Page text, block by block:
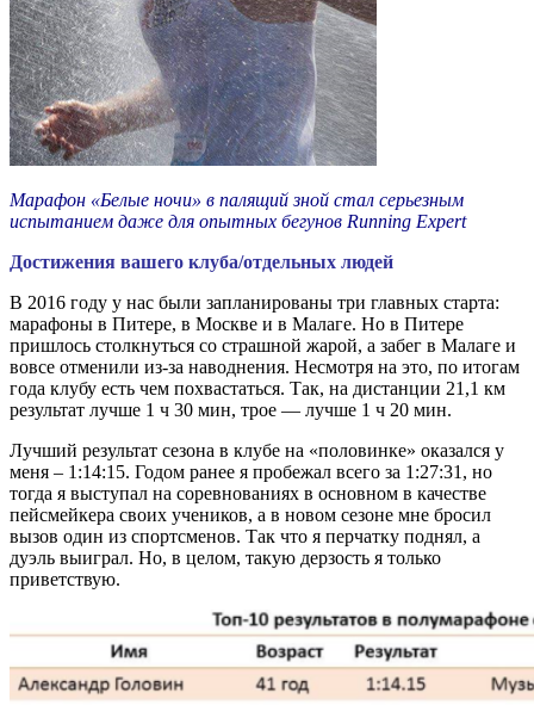
Марафон «Белые ночи» в палящий зной стал серьезным
испытанием даже для опытных бегунов Running Expert
Достижения вашего клуба/отдельных людей
В 2016 году у нас были запланированы три главных старта:
марафоны в Питере, в Москве и в Малаге. Но в Питере
пришлось столкнуться со страшной жарой, а забег в Малаге и
вовсе отменили из-за наводнения. Несмотря на это, по итогам
года клубу есть чем похвастаться. Так, на дистанции 21,1 км
результат лучше 1 ч 30 мин, трое — лучше 1 ч 20 мин.
Лучший результат сезона в клубе на «половинке» оказался у
меня – 1:14:15. Годом ранее я пробежал всего за 1:27:31, но
тогда я выступал на соревнованиях в основном в качестве
пейсмейкера своих учеников, а в новом сезоне мне бросил
вызов один из спортсменов. Так что я перчатку поднял, а
дуэль выиграл. Но, в целом, такую дерзость я только
приветствую.